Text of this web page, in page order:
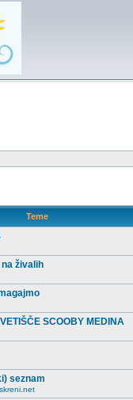
Teme
živalih
SCOOBY MEDINA
seznam